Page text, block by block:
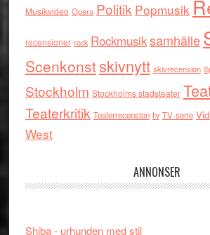
Musikvideo Opera Politik Popmusik
recensioner rock Rockmusiksamhälle
Scenkonstskivnytt skivrecension
Stockholm Stockholms stadsteater
Teaterkritik Teaterrecension tv TV-serie
West
ANNONSER
Shiba - urhunden med stil